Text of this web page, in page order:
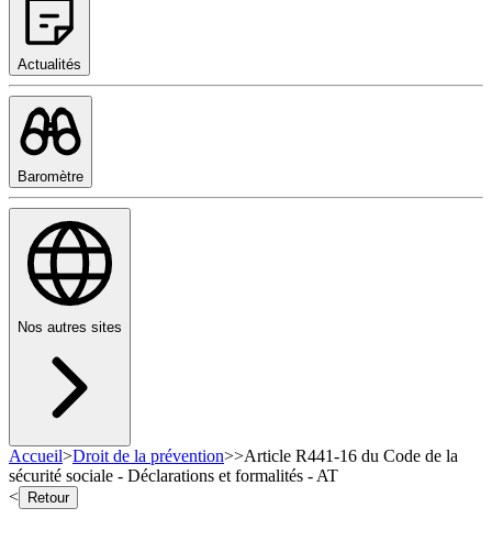
Actualités
Baromètre
Nos autres sites
Accueil>Droit de la prévention>>Article R441-16 du Code de la
sécurité sociale - Déclarations et formalités - AT
<
Retour